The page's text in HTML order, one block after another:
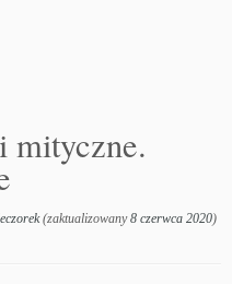
mityczne.
(zaktualizowany8 czerwca 2020)